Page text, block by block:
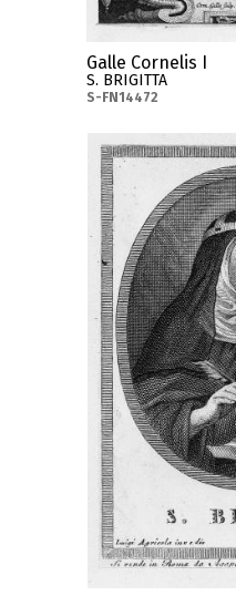
Galle Cornelis I
S. BRIGITTA
S-FN14472